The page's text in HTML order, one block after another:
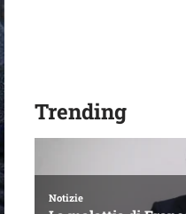
Trending